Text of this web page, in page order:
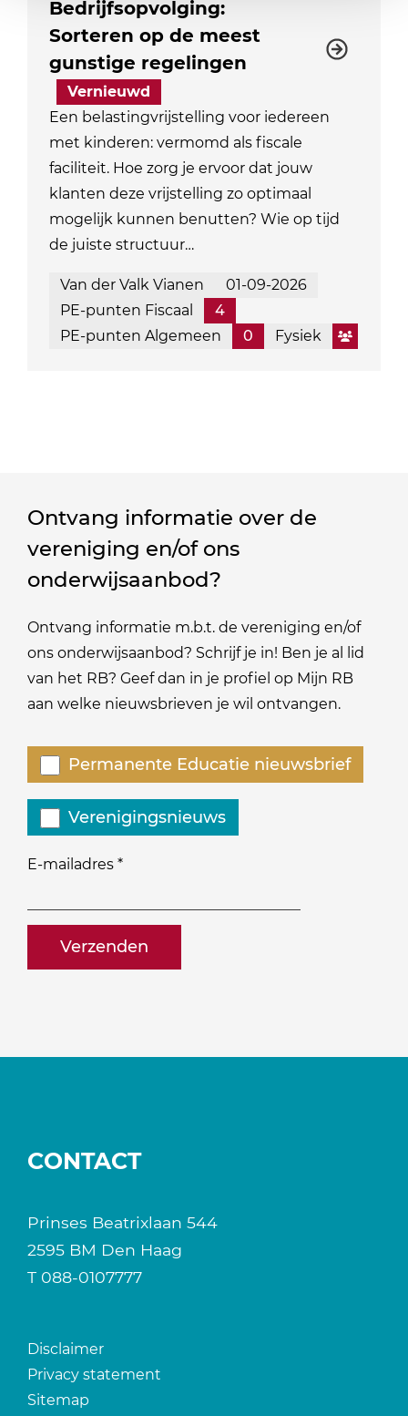
Bedrijfsopvolging:
Sorteren op de meest
gunstige regelingen
Vernieuwd
Een belastingvrijstelling voor iedereen
met kinderen: vermomd als fiscale
faciliteit. Hoe zorg je ervoor dat jouw
klanten deze vrijstelling zo optimaal
mogelijk kunnen benutten? Wie op tijd
de juiste structuur…
Van der Valk Vianen
01-09-2026
PE-punten Fiscaal
4
PE-punten Algemeen
0 Fysiek
Ontvang informatie over de
vereniging en/of ons
onderwijsaanbod?
Ontvang informatie m.b.t. de vereniging en/of
ons onderwijsaanbod? Schrijf je in! Ben je al lid
van het RB? Geef dan in je profiel op Mijn RB
aan welke nieuwsbrieven je wil ontvangen.
E-mailadres *
naam@bedrijf.nl
Welke
nieuwsbrieven
zou
je
willen
Permanente Educatie nieuwsbrief
Verenigingsnieuws
CONTACT
Prinses Beatrixlaan 544
2595 BM Den Haag
T 088-0107777
Disclaimer
Privacy statement
Sitemap